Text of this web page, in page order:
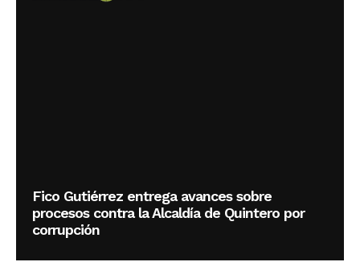
Fico Gutiérrez entrega avances sobre
procesos contra la Alcaldía de Quintero por
corrupción